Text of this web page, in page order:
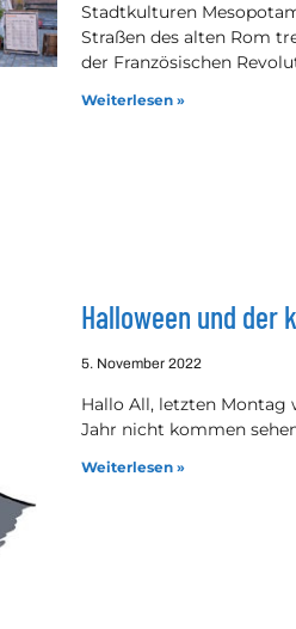
Stadtkulturen
Straßen des alten Rom
der Französischen
Weiterlesen »
Halloween und der
5. November 2022
Hallo All, letzten Montag
Jahr nicht kommen
Weiterlesen »